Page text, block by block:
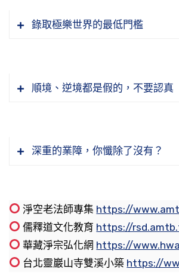
來愈熱鬧。就是讓他去毀謗，過一
所以我們老和尚對無理的毀謗、造
的弟子問怎麼辦？佛就講了，默擯
這種毀謗的，用這種方式來處理。
節錄自：地藏菩薩本願經（第十九
宗學會有一位同修，柳居士當中醫
來，沒有吃藥，也沒有看醫生，當
一個程度，我們身體的組織就會產
的東西，只是借我們看看、用一用
是帶得走的。所以「萬般將不去」
一道，這個帶得走，其他都帶不走
自己給自己助念。
問題，左心室肥大，病一大堆，意
自己助念。所以晚上睡覺我一定要
所以現在這個念佛機很方便，我建
號，就是字句聽得清楚、念得清楚
果睡到三更半夜斷氣了，印壞文成
師在《彌陀要解》講，我們身體好
六種，包括其他的。《地藏經》講
的，這些不高興的相就是《地藏經
就是說要請人讀《地藏經》三遍、
以。《地藏經》是講，《地藏經》
遍，自己讀或者請人家讀，總是自
或者妳要讀《彌陀經》也可以，讀
念佛迴向給他也可以。總是我們
碼我們具足十善業道，然後你去打
慌，你也沒有恐怖，就是《彌陀經
心不顛倒，這個就非常重要，這個
節錄自：佛說十善業道經（第十
念佛人再加個淨念，就善念也有、
是你心起一個善念、一個好心，這
著我們了。
當我們起心動念要去觀察，我們現
善還是惡，是正還是邪，你要去觀
你能夠證果、能脫離六道輪迴？辦
的。就一句佛號，你正在念佛的時
欲色識就轉了。這我們念佛人自己
有這些祖師大德來給我們講，的確
曉得，不曉得它的善巧。所以念
尚，前年一百一十二歲往生的，往
好。這個老和尚他也沒讀什麼書，
家，他的師父什麼也沒教他，就教
彌陀佛，也不會念經，也不會念
在古代、近代，在臨命終關鍵時刻
好，他有善根福德因緣，遇到善友
錄取極樂世界的最低門檻
順境、逆境都是假的，不要認真
深重的業障，你懺除了沒有？
淨空老法師專集 https://
儒釋道文化教育 https://
華藏淨宗弘化網 https://
台北靈巖山寺雙溪小築 https://